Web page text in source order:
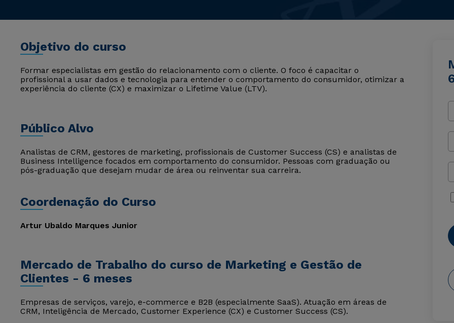
Objetivo do curso
Formar especialistas em gestão do relacionamento com o cliente. O foco é capacitar o
profissional a usar dados e tecnologia para entender o comportamento do consumidor, otimizar a
experiência do cliente (CX) e maximizar o Lifetime Value (LTV).
Público Alvo
Analistas de CRM, gestores de marketing, profissionais de Customer Success (CS) e analistas de
Business Intelligence focados em comportamento do consumidor. Pessoas com graduação ou
pós-graduação que desejam mudar de área ou reinventar sua carreira.
Coordenação do Curso
Artur Ubaldo Marques Junior
Mercado de Trabalho do curso de Marketing e Gestão de
Clientes - 6 meses
Empresas de serviços, varejo, e-commerce e B2B (especialmente SaaS). Atuação em áreas de
CRM, Inteligência de Mercado, Customer Experience (CX) e Customer Success (CS).